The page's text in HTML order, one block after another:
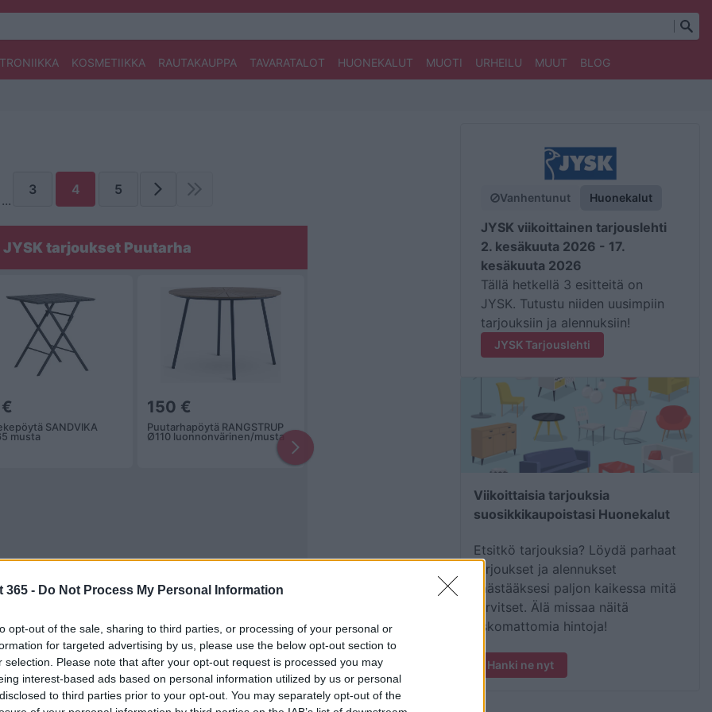
365 - Do Not Process My Personal Information
opt-out of the sale, sharing to third parties, or processing of your personal or
for targeted advertising by us, please use the below opt-out section to
selection. Please note that after your opt-out request is processed you may
interest-based ads based on personal information utilized by us or personal
to third parties prior to your opt-out. You may separately opt-out of the
KOSMETIIKKA RAUTAKAUPPA TAVARATALOT HUONEKALUT MUOTI URHEILU MUUT BLOG
...
3 4 5
JYSK tarjoukset Puutarha
SANDVIKA
musta
150 €
Puutarhapöytä RANGSTRUP
Ø110 luonnonvärinen/musta
-ostoihin, kun taas toiset voivat vaihdella sijainnistasi
heidän verkkosivustollaan tai sosiaalisen median kanavilla.
Vanhentunut Huonekalut
JYSK viikoittainen tarjouslehti
2. kesäkuuta 2026 - 17.
kesäkuuta 2026
Tällä hetkellä 3 esitteitä on
JYSK. Tutustu niiden uusimpiin
tarjouksiin ja alennuksiin!
JYSK Tarjouslehti
Viikoittaisia tarjouksia
suosikkikaupoistasi Huonekalut
Etsitkö tarjouksia? Löydä parhaat
tarjoukset ja alennukset
säästääksesi paljon kaikessa mitä
tarvitset. Älä missaa näitä
uskomattomia hintoja!
Hanki ne nyt